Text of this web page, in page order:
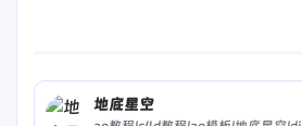
地底星空